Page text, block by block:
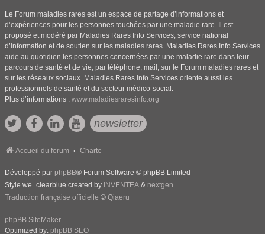
Le Forum maladies rares est un espace de partage d’informations et
d’expériences pour les personnes touchées par une maladie rare. Il est
proposé et modéré par Maladies Rares Info Services, service national
d’information et de soutien sur les maladies rares. Maladies Rares Info Services
aide au quotidien les personnes concernées par une maladie rare dans leur
parcours de santé et de vie, par téléphone, mail, sur le Forum maladies rares et
sur les réseaux sociaux. Maladies Rares Info Services oriente aussi les
professionnels de santé et du secteur médico-social.
Plus d’informations : www.maladiesraresinfo.org
newsletter
Accueil du forum Charte
Développé par phpBB® Forum Software © phpBB Limited
Style we_clearblue created by INVENTEA & nextgen
Traduction française officielle © Qiaeru
phpBB SiteMaker
Optimized by: phpBB SEO